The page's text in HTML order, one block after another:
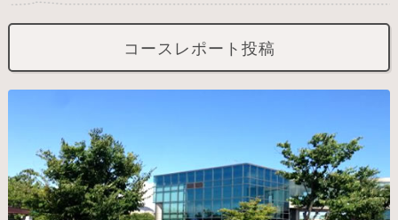
コースレポート投稿